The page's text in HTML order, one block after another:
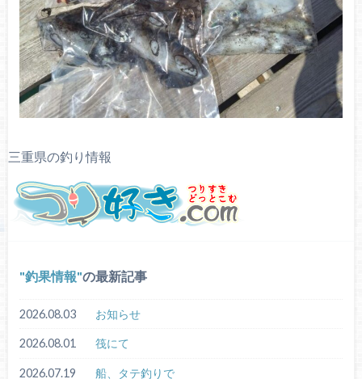
三重県の釣り情報
釣果情報 の最新記事
2026.08.03 お知らせ
2026.08.01 筏にて
2026.07.19 船、タテ釣りで